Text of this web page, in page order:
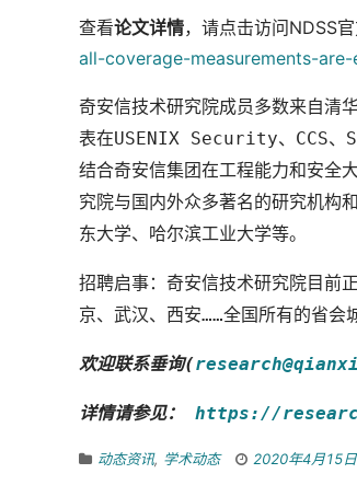
查看论文详情，请点击访问NDSS
all-coverage-measurements-
奇安信技术研究院成员多数来自清
表在USENIX Security、CCS、
结合奇安信集团在工程能力和安全
究院与国内外众多著名的研究机构
东大学、哈尔滨工业大学等。
招聘启事：奇安信技术研究院目前
京、武汉、西安……全国所有的省会
欢迎联系垂询(
详情请参见： https://
动态资讯, 学术动态 2020年4月15日